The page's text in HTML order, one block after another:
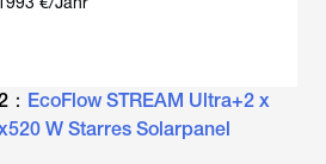
EcoFlow STREAM Ultra+2 x
W Starres Solarpanel